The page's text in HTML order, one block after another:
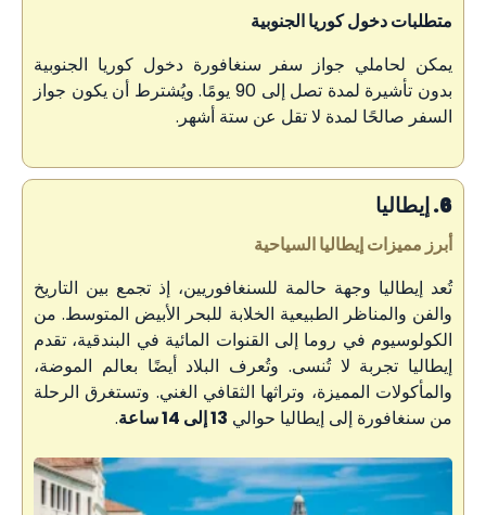
متطلبات دخول كوريا الجنوبية
يمكن لحاملي جواز سفر سنغافورة دخول كوريا الجنوبية
بدون تأشيرة لمدة تصل إلى 90 يومًا. ويُشترط أن يكون جواز
السفر صالحًا لمدة لا تقل عن ستة أشهر.
6. إيطاليا
أبرز مميزات إيطاليا السياحية
تُعد إيطاليا وجهة حالمة للسنغافوريين، إذ تجمع بين التاريخ
والفن والمناظر الطبيعية الخلابة للبحر الأبيض المتوسط. من
الكولوسيوم في روما إلى القنوات المائية في البندقية، تقدم
إيطاليا تجربة لا تُنسى. وتُعرف البلاد أيضًا بعالم الموضة،
والمأكولات المميزة، وتراثها الثقافي الغني. وتستغرق الرحلة
من سنغافورة إلى إيطاليا حوالي 13 إلى 14 ساعة .